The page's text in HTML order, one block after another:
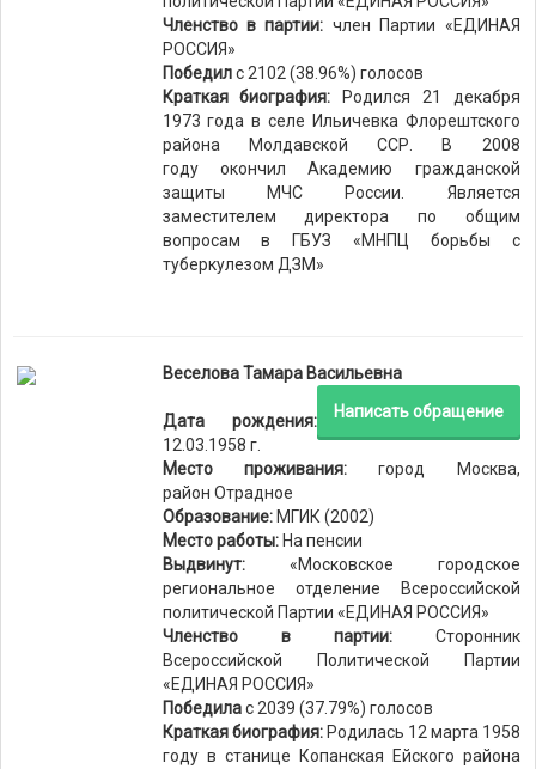
Членство в партии: член Партии «ЕДИНАЯ
РОССИЯ»
Победилс 2102 (38.96%) голосов
Краткая биография: Родился 21 декабря
1973 года в селе Ильичевка Флорештского
района Молдавской ССР. В 2008
году окончил Академию гражданской
защиты МЧС России. Является
заместителем директора по общим
вопросам в ГБУЗ «МНПЦ борьбы с
туберкулезом ДЗМ»
Веселова Тамара Васильевна
Написать обращение
Дата рождения:
12.03.1958 г.
Место проживания:город Москва,
район Отрадное
Образование:МГИК (2002)
Место работы:На пенсии
Выдвинут:«Московское городское
региональное отделение Всероссийской
политической Партии «ЕДИНАЯ РОССИЯ»
Членство в партии:Сторонник
Всероссийской Политической Партии
«ЕДИНАЯ РОССИЯ»
Победилас 2039 (37.79%) голосов
Краткая биография:Родилась 12 марта 1958
году в станице Копанская Ейского района